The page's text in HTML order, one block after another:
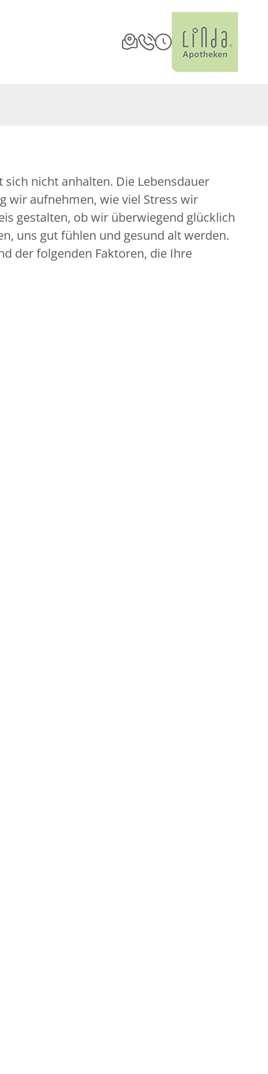
nicht anhalten. Die Lebensdauer
wir aufnehmen, wie viel Stress wir
gestalten, ob wir überwiegend glücklich
uns gut fühlen und gesund alt werden.
der folgenden Faktoren, die Ihre